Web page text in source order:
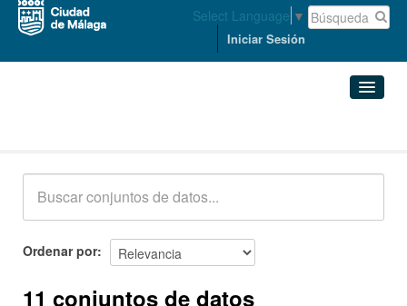
Select Language ▼
Iniciar Sesión
Acerca de
Ordenar por
11 conjuntos de datos